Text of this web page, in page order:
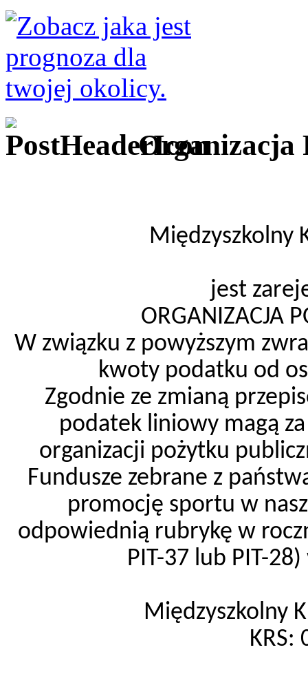
Organizacja
Międzyszkolny
jest
ORGANIZACJA
W związku z powyższym
kwoty podatku od
Zgodnie ze zmianą
podatek liniowy magą
organizacji pożytku
Fundusze zebrane z
promocję sportu w
odpowiednią rubrykę w
PIT-37 lub PIT-
Międzyszkolny
KRS: